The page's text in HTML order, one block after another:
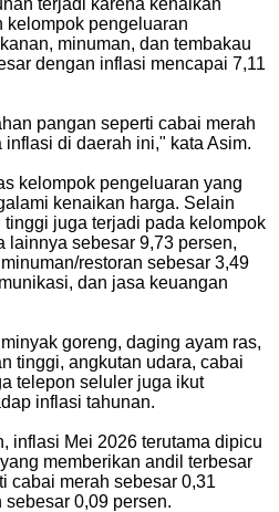
kelompok pengeluaran
minuman, dan tembakau
dengan inflasi mencapai 7,11
pangan seperti cabai merah
di daerah ini," kata Asim.
kelompok pengeluaran yang
kenaikan harga. Selain
juga terjadi pada kelompok
lainnya sebesar 9,73 persen,
restoran sebesar 3,49
dan jasa keuangan
goreng, daging ayam ras,
tinggi, angkutan udara, cabai
telepon seluler juga ikut
inflasi tahunan.
inflasi Mei 2026 terutama dipicu
memberikan andil terbesar
cabai merah sebesar 0,31
0,09 persen.